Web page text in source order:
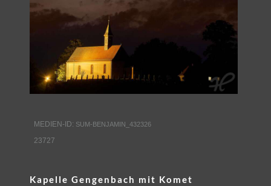
KONTAKT
MEDIEN-ID: SUM-BENJAMIN_432326
23727
Kapelle Gengenbach mit Komet